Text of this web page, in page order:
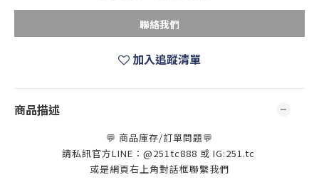
聯絡我們
加入追蹤清單
商品描述
💬 商品庫存/訂單問題💬
請私訊官方LINE：@251tc888 或 IG:251.tc
或是網頁右上角對話框聯繫我們